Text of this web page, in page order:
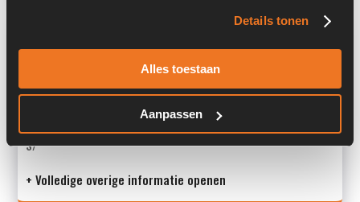
Details tonen
Alles toestaan
Aanpassen
Stock number: 6141-007-05
Brand: Haldex
Type 1: WP09A1-1802271
S/
+ Volledige overige informatie openen